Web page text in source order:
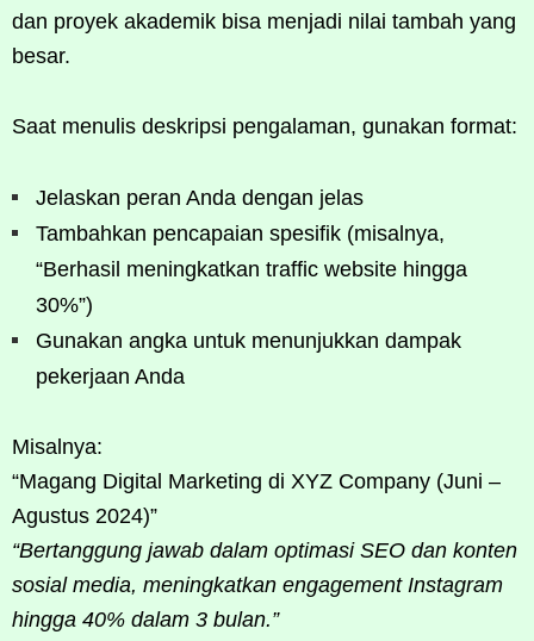
dan proyek akademik bisa menjadi nilai tambah yang
besar.
Saat menulis deskripsi pengalaman, gunakan format:
Jelaskan peran Anda dengan jelas
Tambahkan pencapaian spesifik (misalnya,
“Berhasil meningkatkan traffic website hingga
30%”)
Gunakan angka untuk menunjukkan dampak
pekerjaan Anda
Misalnya:
“Magang Digital Marketing di XYZ Company (Juni –
Agustus 2024)”
“Bertanggung jawab dalam optimasi SEO dan konten
sosial media, meningkatkan engagement Instagram
hingga 40% dalam 3 bulan.”